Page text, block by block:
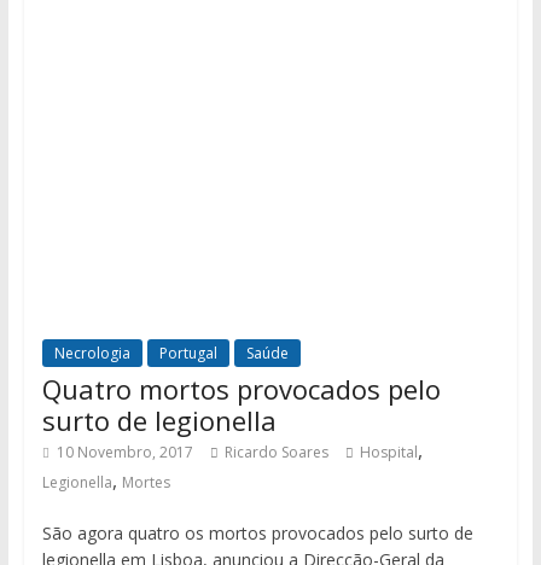
Necrologia Portugal Saúde
Quatro mortos provocados pelo
surto de legionella
10 Novembro, 2017 Ricardo Soares Hospital,
Legionella, Mortes
São agora quatro os mortos provocados pelo surto de
legionella em Lisboa, anunciou a Direcção-Geral da